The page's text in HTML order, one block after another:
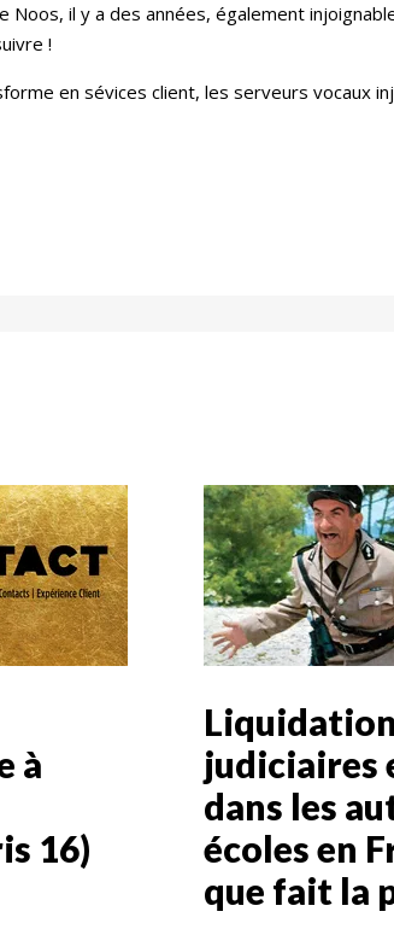
Noos, il y a des années, également
!
en sévices client, les serveurs vocaux
à
16)
judiciaires
dans les
écoles en
que fait la